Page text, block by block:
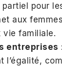
pour
aux
vie familiale.
entreprises
l’égalité,